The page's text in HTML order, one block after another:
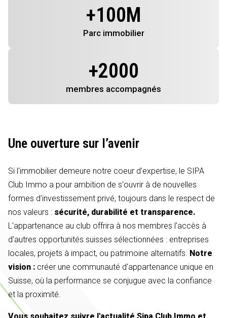
+100M
Parc immobilier
+2000
membres accompagnés
Une ouverture sur l’avenir
Si l'immobilier demeure notre coeur d'expertise, le SIPA
Club Immo a pour ambition de s'ouvrir à de nouvelles
formes d'investissement privé, toujours dans le respect de
nos valeurs : sécurité, durabilité et transparence.
L'appartenance au club offrira à nos membres l'accès à
d'autres opportunités suisses sélectionnées : entreprises
locales, projets à impact, ou patrimoine alternatifs. Notre
vision : créer une communauté d'appartenance unique en
Suisse, où la performance se conjugue avec la confiance
et la proximité.